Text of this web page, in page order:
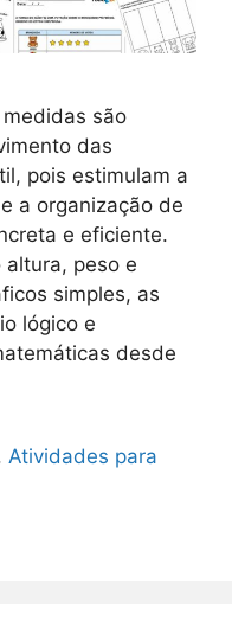
são
das
pois estimulam a
a organização de
e eficiente.
peso e
simples, as
lógico e
desde
Atividades para